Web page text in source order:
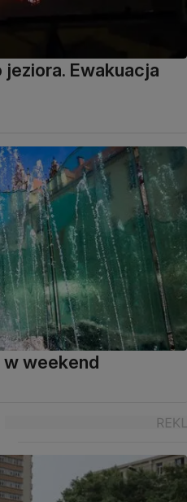
jeziora. Ewakuacja
w weekend